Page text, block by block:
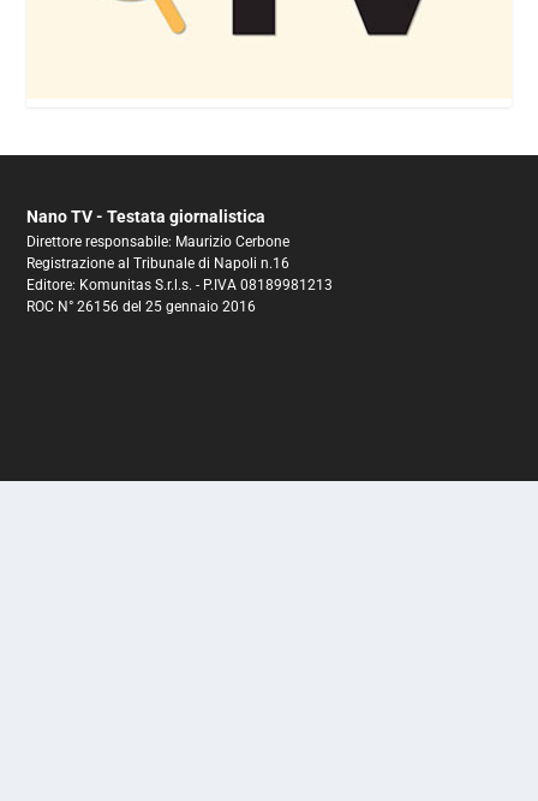
Nano TV - Testata giornalistica
Direttore responsabile: Maurizio Cerbone
Registrazione al Tribunale di Napoli n.16
Editore: Komunitas S.r.l.s. - P.IVA 08189981213
ROC N° 26156 del 25 gennaio 2016